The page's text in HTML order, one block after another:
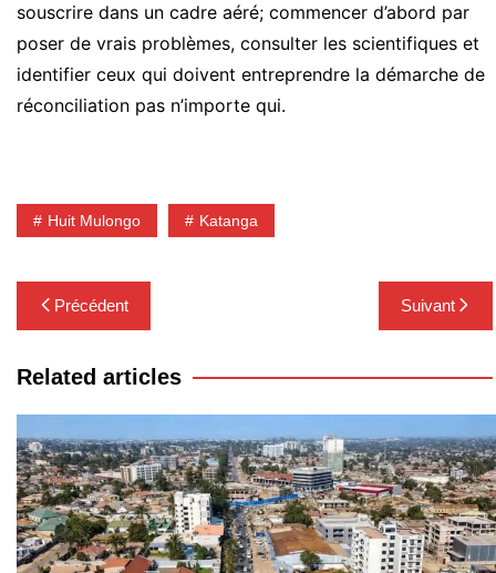
souscrire dans un cadre aéré; commencer d’abord par
poser de vrais problèmes, consulter les scientifiques et
identifier ceux qui doivent entreprendre la démarche de
réconciliation pas n’importe qui.
Huit Mulongo Katanga
Navigation
de
l’article
Précédent Suivant
Related articles